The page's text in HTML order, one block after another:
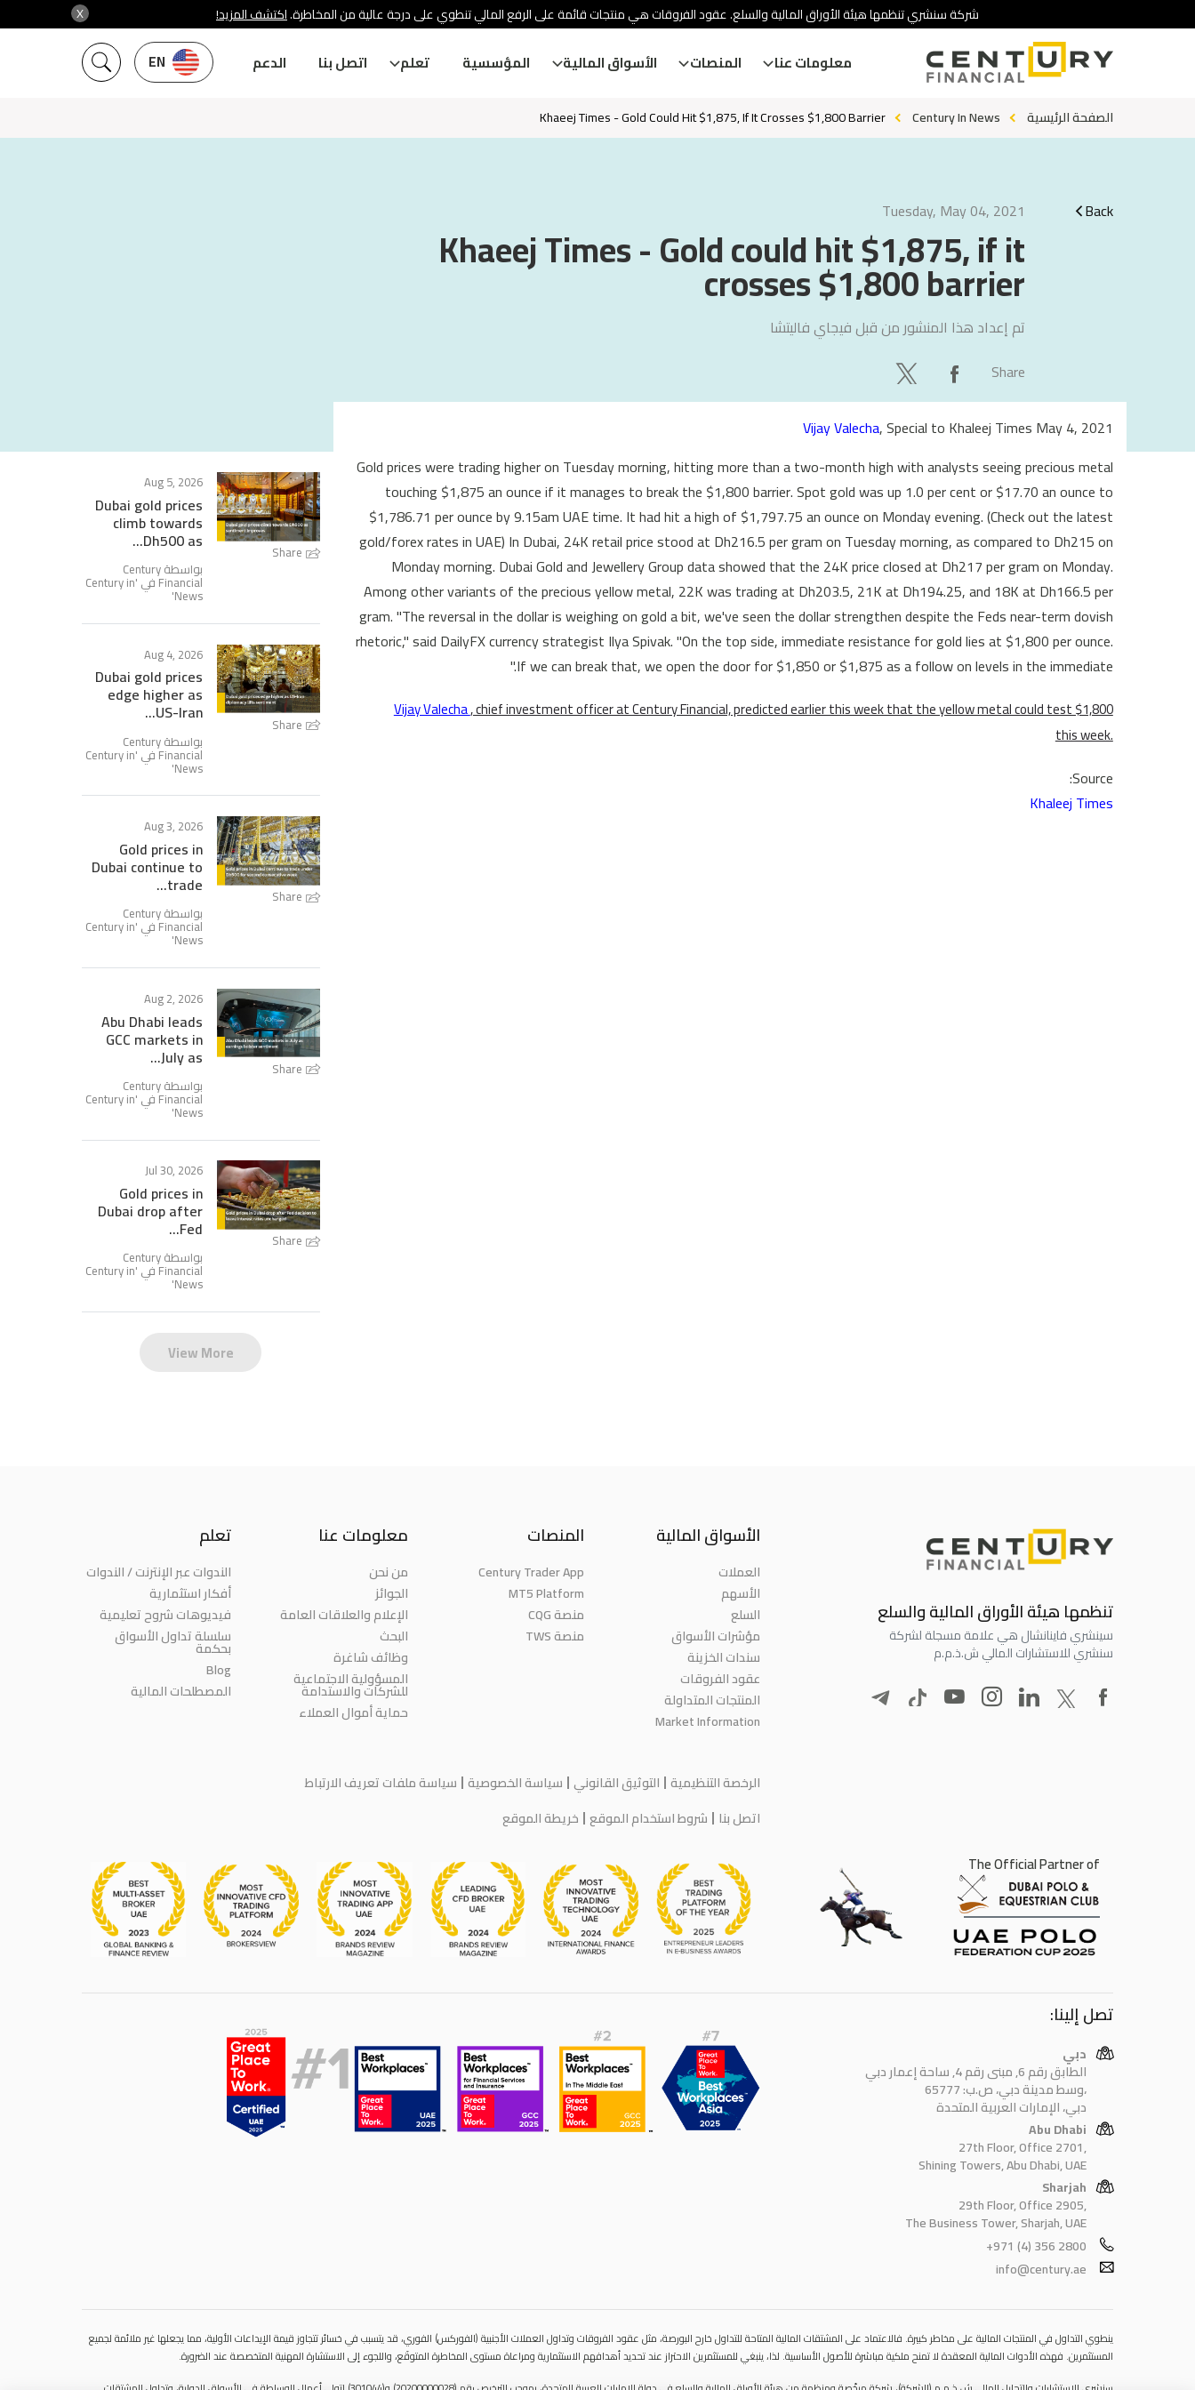
X شركة سنشري تنظمها هيئة الأوراق المالية والسلع. عقود الفروقات هي منتجات قائمة على الرفع المالي تنطوي على درجة عالية من المخاطرة.اكتشف المزيد!
EN معلومات عنا المنصات الأسواق المالية المؤسسية تعلم اتصل بنا الدعم
الصفحة الرئيسية Century In News
Khaeej Times - Gold Could Hit $1,875, If It Crosses $1,800 Barrier
Back
Tuesday, May 04, 2021
Khaeej Times - Gold could hit $1,875, if it
crosses $1,800 barrier
تم إعداد هذا المنشور من قبل فيجاي فاليتشا
Share
Vijay Valecha, Special to Khaleej Times May 4, 2021
Gold prices were trading higher on Tuesday morning, hitting more than a two-month high with analysts seeing precious metal
touching $1,875 an ounce if it manages to break the $1,800 barrier. Spot gold was up 1.0 per cent or $17.70 an ounce to
$1,786.71 per ounce by 9.15am UAE time. It had hit a high of $1,797.75 an ounce on Monday evening. (Check out the latest
gold/forex rates in UAE) In Dubai, 24K retail price stood at Dh216.5 per gram on Tuesday morning, as compared to Dh215 on
Monday morning. Dubai Gold and Jewellery Group data showed that the 24K price closed at Dh217 per gram on Monday.
Among other variants of the precious yellow metal, 22K was trading at Dh203.5, 21K at Dh194.25, and 18K at Dh166.5 per
gram. "The reversal in the dollar is weighing on gold a bit, we've seen the dollar strengthen despite the Feds near-term dovish
rhetoric," said DailyFX currency strategist Ilya Spivak. "On the top side, immediate resistance for gold lies at $1,800 per ounce.
If we can break that, we open the door for $1,850 or $1,875 as a follow on levels in the immediate."
Vijay Valecha, chief investment officer at Century Financial, predicted earlier this week that the yellow metal could test $1,800
this week.
Source:
Khaleej Times
Share
Aug 5, 2026
Dubai gold prices
climb towards
Dh500 as...
بواسطة Century
Financial في ' Century in
News
'
Share
Aug 4, 2026
Dubai gold prices
edge higher as
US-Iran...
بواسطة Century
Financial في ' Century in
News
'
Share
Aug 3, 2026
Gold prices in
Dubai continue to
trade...
بواسطة Century
Financial في ' Century in
News
'
Share
Aug 2, 2026
Abu Dhabi leads
GCC markets in
July as...
بواسطة Century
Financial في ' Century in
News
'
Share
Jul 30, 2026
Gold prices in
Dubai drop after
Fed...
بواسطة Century
Financial في ' Century in
News
'
View More
تنظمها هيئة الأوراق المالية والسلع
سينشري فاينانشال هي علامة مسجلة لشركة
سنشري للاستشارات المالي ش.ذ.م.م
الأسواق المالية
العملات
الأسهم
السلع
مؤشرات الأسواق
سندات الخزينة
عقود الفروقات
المنتجات المتداولة
Market Information
المنصات
Century Trader App
MT5 Platform
منصة CQG
منصة TWS
معلومات عنا
من نحن
الجوائز
الإعلام والعلاقات العامة
البحث
وظائف شاغرة
المسؤولية الاجتماعية
للشركات والاستدامة
حماية أموال العملاء
تعلم
الندوات عبر الإنترنت / الندوات
أفكار استثمارية
فيديوهات شروح تعليمية
سلسلة تداول الأسواق
بحكمة
Blog
المصطلحات المالية
الرخصة التنظيمية التوثيق القانوني سياسة الخصوصية سياسة ملفات تعريف الارتباط
اتصل بنا شروط استخدام الموقع خريطة الموقع
The Official Partner of
تصل إلينا:
دبي
الطابق رقم 6, مبنى رقم 4, ساحة إعمار دبي
وسط مدينة دبي، ص.ب: 65777،
دبي، الإمارات العربية المتحدة
Abu Dhabi
27th Floor, Office 2701,
Shining Towers, Abu Dhabi, UAE
Sharjah
29th Floor, Office 2905,
The Business Tower, Sharjah, UAE
+971 (4) 356 2800
info@century.ae
ينطوي التداول في المنتجات المالية على مخاطر كبيرة. فالاعتماد على المشتقات المالية المتاحة للتداول خارح البورصة، مثل عقود الفروقات وتداول العملات الأجنبية (الفوركس) الفوري، قد يتسبب في خسائر تتجاوز قيمة الإيداعات الأولية، مما يجعلها غير ملائمة لجميع
المستثمرين. فهذه الأدوات المالية المعقدة لا تمنح ملكية مباشرة للأصول الأساسية. لذا، ينبغي للمستثمرين الاحتراز عند تحديد أهدافهم الاستثمارية ومراعاة مستوى المخاطرة المتوقَع، واللجوء إلى الاستشارة المهنية المتخصصة عند الضرورة.